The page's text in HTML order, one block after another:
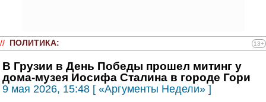
// ПОЛИТИКА: 13+
В Грузии в День Победы прошел митинг у
дома-музея Иосифа Сталина в городе Гори
9 мая 2026, 15:48 [ «Аргументы Недели» ]